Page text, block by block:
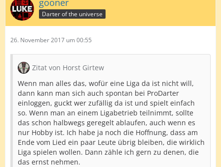
gooner
Darter of the universe
26. November 2017 um 00:55
Zitat von Horst Girtew
Wenn man alles das, wofür eine Liga da ist nicht will,
dann kann man sich auch spontan bei ProDarter
einloggen, guckt wer zufällig da ist und spielt einfach
so. Wenn man an einem Ligabetrieb teilnimmt, sollte
das schon halbwegs geregelt ablaufen, auch wenn es
nur Hobby ist. Ich habe ja noch die Hoffnung, dass am
Ende vom Lied ein paar Leute übrig bleiben, die wirklich
Liga spielen wollen. Dann zähle ich gern zu denen, die
das ernst nehmen.